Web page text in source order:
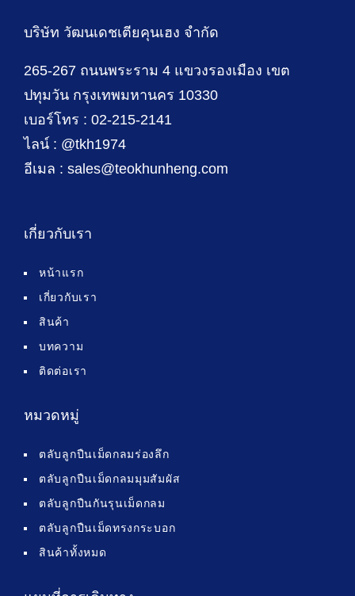
บริษัท วัฒนเดชเตียคุนเฮง จำกัด
265-267 ถนนพระราม 4 แขวงรองเมือง เขต
ปทุมวัน กรุงเทพมหานคร 10330
เบอร์โทร : 02-215-2141
ไลน์ : @tkh1974
อีเมล : sales@teokhunheng.com
เกี่ยวกับเรา
หน้าแรก
เกี่ยวกับเรา
สินค้า
บทความ
ติดต่อเรา
หมวดหมู่
ตลับลูกปืนเม็ดกลมร่องลึก
ตลับลูกปืนเม็ดกลมมุมสัมผัส
ตลับลูกปืนกันรุนเม็ดกลม
ตลับลูกปืนเม็ดทรงกระบอก
สินค้าทั้งหมด